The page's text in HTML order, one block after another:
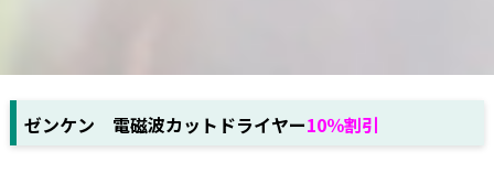
ゼンケン 電磁波カットドライヤー10％割引